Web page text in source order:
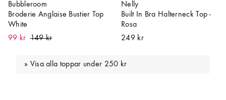
Bubbleroom
Broderie Anglaise Bustier Top
White
99 kr
Nelly
Built In Bra Halterneck Top -
Rosa
249 kr
Visa alla toppar under 250 kr